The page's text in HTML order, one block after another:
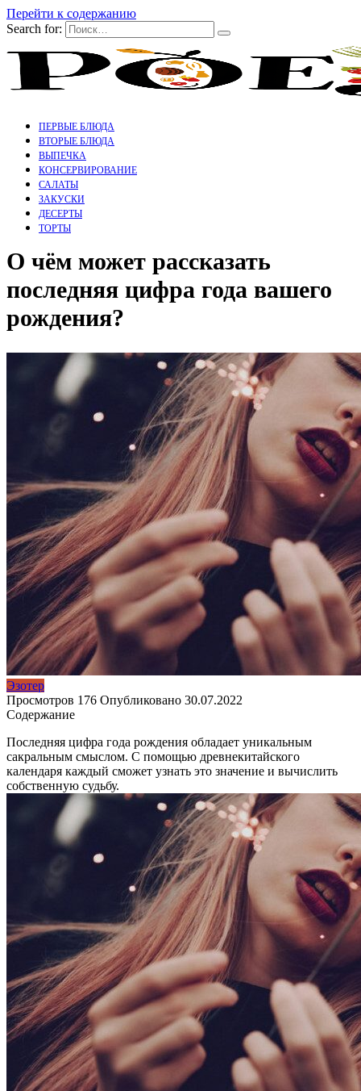
Перейти к содержанию
Search for:
ПЕРВЫЕ БЛЮДА
ВТОРЫЕ БЛЮДА
ВЫПЕЧКА
КОНСЕРВИРОВАНИЕ
САЛАТЫ
ЗАКУСКИ
ДЕСЕРТЫ
ТОРТЫ
О чём может рассказать
последняя цифра года вашего
рождения?
Эзотер
Просмотров 176 Опубликовано 30.07.2022
Содержание
Последняя цифра года рождения обладает уникальным
сакральным смыслом. С помощью древнекитайского
календаря каждый сможет узнать это значение и вычислить
собственную судьбу.